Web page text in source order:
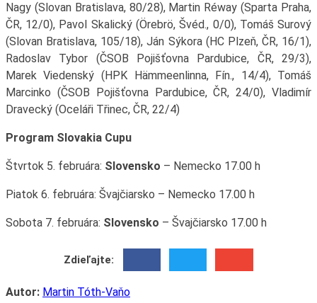
Nagy (Slovan Bratislava, 80/28), Martin Réway (Sparta Praha,
ČR, 12/0), Pavol Skalický (Örebrö, Švéd., 0/0), Tomáš Surový
(Slovan Bratislava, 105/18), Ján Sýkora (HC Plzeň, ČR, 16/1),
Radoslav Tybor (ČSOB Pojišťovna Pardubice, ČR, 29/3),
Marek Viedenský (HPK Hämmeenlinna, Fín., 14/4), Tomáš
Marcinko (ČSOB Pojišťovna Pardubice, ČR, 24/0), Vladimír
Dravecký (Oceláři Třinec, ČR, 22/4)
Program Slovakia Cupu
Štvrtok 5. februára: Slovensko – Nemecko 17.00 h
Piatok 6. februára: Švajčiarsko – Nemecko 17.00 h
Sobota 7. februára: Slovensko – Švajčiarsko 17.00 h
Zdieľajte:
Autor: Martin Tóth-Vaňo